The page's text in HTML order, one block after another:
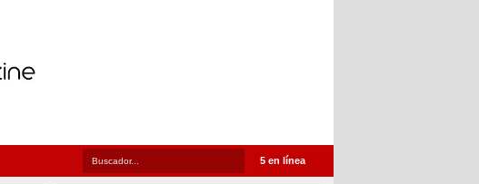
5 en línea